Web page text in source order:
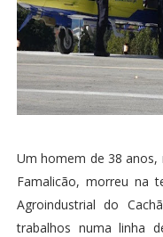
Um homem de 38 anos,
Famalicão, morreu na
Agroindustrial do
trabalhos numa linha